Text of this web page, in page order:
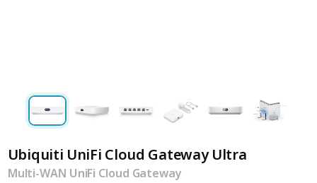
Ubiquiti UniFi Cloud Gateway Ultra
Multi-WAN UniFi Cloud Gateway